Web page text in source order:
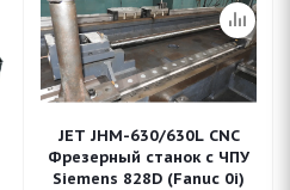
JET JHM-630/630L CNC
Фрезерный станок с ЧПУ
Siemens 828D (Fanuc 0i)